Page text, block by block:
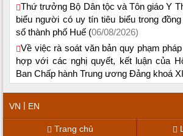
Thứ trưởng Bộ Dân tộc và Tôn giáo Y
biểu người có uy tín tiêu biểu trong
số thành phố Huế (06/08/2026)
Về việc rà soát văn bản quy phạm
hợp với các nghị quyết, kết luận của
Ban Chấp hành Trung ương Đảng khoá
VN | EN
Trang chủ